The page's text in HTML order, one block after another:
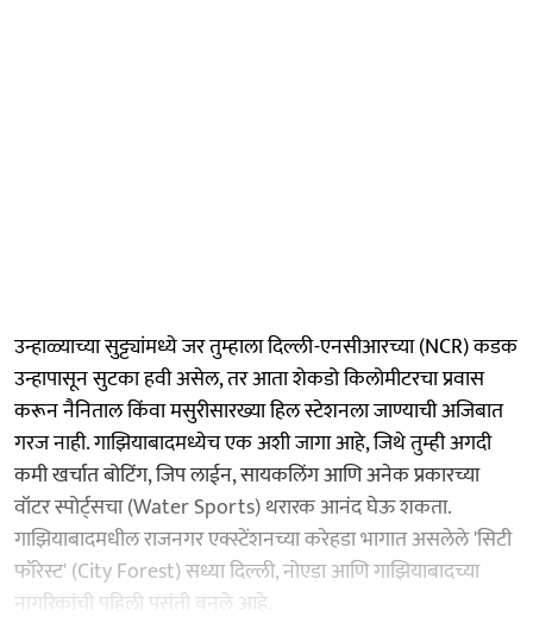
उन्हाळ्याच्या सुट्ट्यांमध्ये जर तुम्हाला दिल्ली-एनसीआरच्या (NCR) कडक
उन्हापासून सुटका हवी असेल, तर आता शेकडो किलोमीटरचा प्रवास
करून नैनिताल किंवा मसुरीसारख्या हिल स्टेशनला जाण्याची अजिबात
गरज नाही. गाझियाबादमध्येच एक अशी जागा आहे, जिथे तुम्ही अगदी
कमी खर्चात बोटिंग, जिप लाईन, सायकलिंग आणि अनेक प्रकारच्या
वॉटर स्पोर्ट्सचा (Water Sports) थरारक आनंद घेऊ शकता.
गाझियाबादमधील राजनगर एक्स्टेंशनच्या करेहडा भागात असलेले 'सिटी
फॉरेस्ट' (City Forest) सध्या दिल्ली, नोएडा आणि गाझियाबादच्या
नागरिकांची पहिली पसंती बनले आहे.